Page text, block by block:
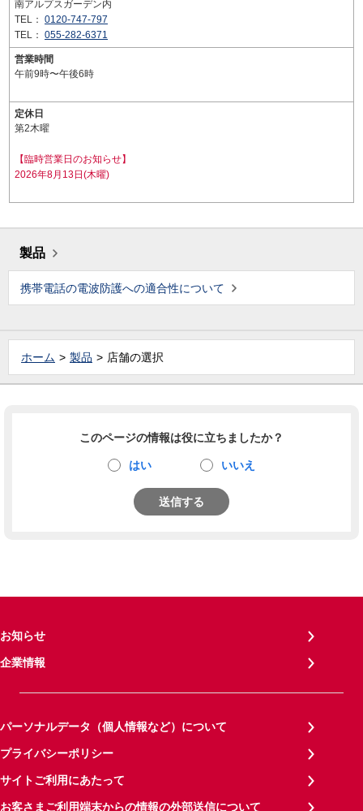
南アルプスガーデン内
TEL： 0120-747-797
TEL： 055-282-6371
営業時間
午前9時〜午後6時
定休日
第2木曜
【臨時営業日のお知らせ】
2026年8月13日(木曜)
製品
携帯電話の電波防護への適合性について
ホーム 製品 店舗の選択
このページの情報は役に立ちましたか？
はい いいえ
送信する
お知らせ
企業情報
パーソナルデータ（個人情報など）について
プライバシーポリシー
サイトご利用にあたって
お客さまご利用端末からの情報の外部送信について